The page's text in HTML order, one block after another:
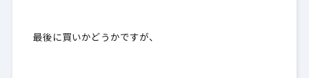
最後に買いかどうかですが、